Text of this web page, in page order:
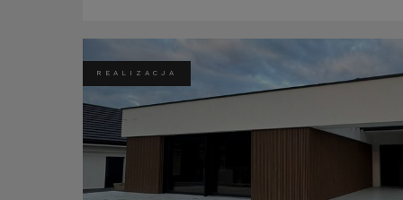
REALIZACJA